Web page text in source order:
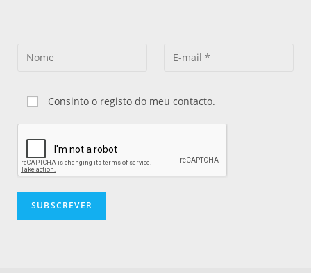
Consinto o registo do meu contacto.